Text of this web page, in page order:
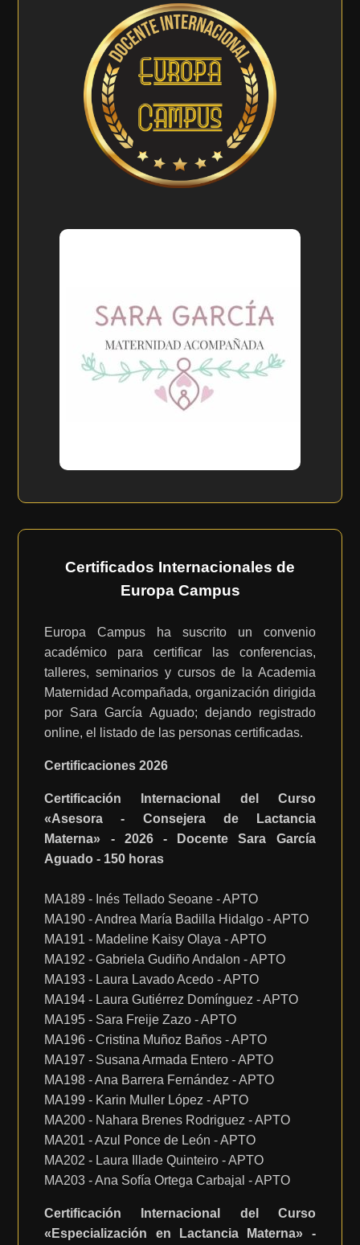
Certificados Internacionales de
Europa Campus
Europa Campus ha suscrito un convenio
académico para certificar las conferencias,
talleres, seminarios y cursos de la Academia
Maternidad Acompañada, organización dirigida
por Sara García Aguado; dejando registrado
online, el listado de las personas certificadas.
Certificaciones 2026
Certificación Internacional del Curso
«Asesora - Consejera de Lactancia
Materna» - 2026 - Docente Sara García
Aguado - 150 horas
MA189 - Inés Tellado Seoane - APTO
MA190 - Andrea María Badilla Hidalgo - APTO
MA191 - Madeline Kaisy Olaya - APTO
MA192 - Gabriela Gudiño Andalon - APTO
MA193 - Laura Lavado Acedo - APTO
MA194 - Laura Gutiérrez Domínguez - APTO
MA195 - Sara Freije Zazo - APTO
MA196 - Cristina Muñoz Baños - APTO
MA197 - Susana Armada Entero - APTO
MA198 - Ana Barrera Fernández - APTO
MA199 - Karin Muller López - APTO
MA200 - Nahara Brenes Rodriguez - APTO
MA201 - Azul Ponce de León - APTO
MA202 - Laura Illade Quinteiro - APTO
MA203 - Ana Sofía Ortega Carbajal - APTO
Certificación Internacional del Curso
«Especialización en Lactancia Materna» -